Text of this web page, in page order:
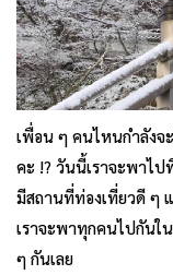
เพื่อน ๆ คนไหนกำลังจ
คะ !? วันนี้เราจะพาไป
มีสถานที่ท่องเที่ยวดี ๆ
เราจะพาทุกคนไปกันใ
ๆ กันเลย